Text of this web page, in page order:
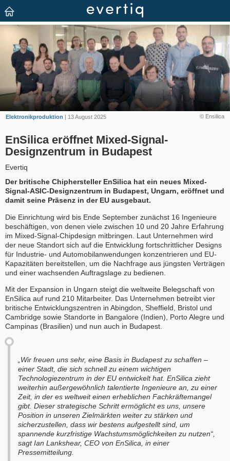
© Ensilica
Elektronikproduktion | 13 August 2025
EnSilica eröffnet Mixed-Signal-
Designzentrum in Budapest
Evertiq
Der britische Chiphersteller EnSilica hat ein neues Mixed-
Signal-ASIC-Designzentrum in Budapest, Ungarn, eröffnet und
damit seine Präsenz in der EU ausgebaut.
Die Einrichtung wird bis Ende September zunächst 16 Ingenieure
beschäftigen, von denen viele zwischen 10 und 20 Jahre Erfahrung
im Mixed-Signal-Chipdesign mitbringen. Laut Unternehmen wird
der neue Standort sich auf die Entwicklung fortschrittlicher Designs
für Industrie- und Automobilanwendungen konzentrieren und EU-
Kapazitäten bereitstellen, um die Nachfrage aus jüngsten Verträgen
und einer wachsenden Auftragslage zu bedienen.
Mit der Expansion in Ungarn steigt die weltweite Belegschaft von
EnSilica auf rund 210 Mitarbeiter. Das Unternehmen betreibt vier
britische Entwicklungszentren in Abingdon, Sheffield, Bristol und
Cambridge sowie Standorte in Bangalore (Indien), Porto Alegre und
Campinas (Brasilien) und nun auch in Budapest.
„Wir freuen uns sehr, eine Basis in Budapest zu schaffen –
einer Stadt, die sich schnell zu einem wichtigen
Technologiezentrum in der EU entwickelt hat. EnSilica zieht
weiterhin außergewöhnlich talentierte Ingenieure an, zu einer
Zeit, in der es weltweit einen erheblichen Fachkräftemangel
gibt. Dieser strategische Schritt ermöglicht es uns, unsere
Position in unseren Zielmärkten weiter zu stärken und
sicherzustellen, dass wir bestens aufgestellt sind, um
spannende kurzfristige Wachstumsmöglichkeiten zu nutzen“,
sagt Ian Lankshear, CEO von EnSilica, in einer
Pressemitteilung.